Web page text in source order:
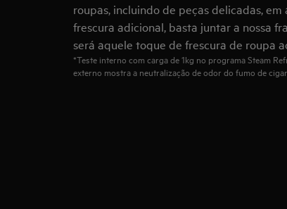
roupas, incluindo de peças delicadas, em
frescura adicional, basta juntar a nossa
será aquele toque de frescura de roupa
*Teste interno com carga de 1kg no programa Steam
externo mostra a neutralização de odor do fumo de